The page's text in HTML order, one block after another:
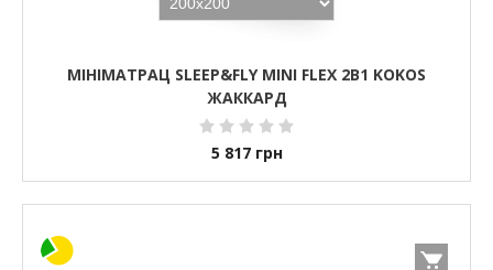
МІНІМАТРАЦ SLEEP&FLY MINI FLEX 2В1 KOKOS
ЖАККАРД
5 817 грн